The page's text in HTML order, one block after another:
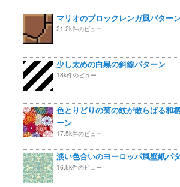
マリオのブロックレンガ風パター
21.2k件のビュー
少し太めの白黒の斜線パターン
18k件のビュー
色とりどりの菊の紋が散らばる和
ーン
17.5k件のビュー
淡い色合いのヨーロッパ風壁紙パ
16.8k件のビュー